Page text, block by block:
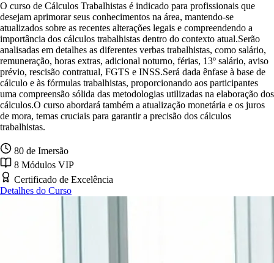
O curso de Cálculos Trabalhistas é indicado para profissionais que
desejam aprimorar seus conhecimentos na área, mantendo-se
atualizados sobre as recentes alterações legais e compreendendo a
importância dos cálculos trabalhistas dentro do contexto atual.Serão
analisadas em detalhes as diferentes verbas trabalhistas, como salário,
remuneração, horas extras, adicional noturno, férias, 13º salário, aviso
prévio, rescisão contratual, FGTS e INSS.Será dada ênfase à base de
cálculo e às fórmulas trabalhistas, proporcionando aos participantes
uma compreensão sólida das metodologias utilizadas na elaboração dos
cálculos.O curso abordará também a atualização monetária e os juros
de mora, temas cruciais para garantir a precisão dos cálculos
trabalhistas.
80 de Imersão
8 Módulos VIP
Certificado de Excelência
Detalhes do Curso